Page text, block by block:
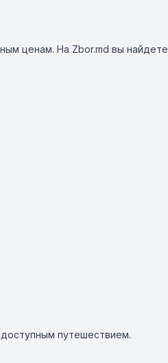
ценам. На Zbor.md вы найдете
путешествием.